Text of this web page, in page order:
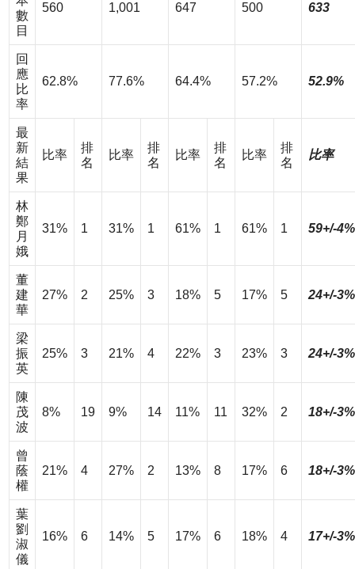
數
目
560 1,001 647 500 633
回
應
比
率
62.8% 77.6% 64.4% 57.2% 52.9%
最
新
結
果
比率
排
名
比率
排
名
比率
排
名
比率
排
名
比率
林
鄭
月
娥
31% 1 31% 1 61% 1 61% 1 59+/-4%
董
建
華
27% 2 25% 3 18% 5 17% 5 24+/-3%
梁
振
英
25% 3 21% 4 22% 3 23% 3 24+/-3%
陳
茂
波
8% 19 9% 14 11% 11 32% 2 18+/-3%
曾
蔭
權
21% 4 27% 2 13% 8 17% 6 18+/-3%
葉
劉
淑
儀
16% 6 14% 5 17% 6 18% 4 17+/-3%